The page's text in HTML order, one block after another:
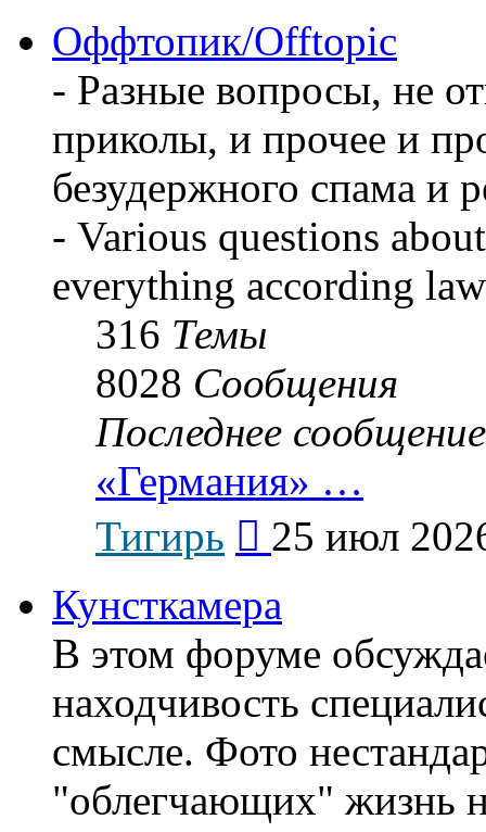
Оффтопик/Offtopic
- Разные вопросы, не
приколы, и прочее и
безудержного спама и
- Various questions
everything according
316 Темы
8028 Сообщения
Последнее сообщение
«Германия» …
Тигирь
последнему
25 июл
Кунсткамера
В этом форуме
находчивость
смысле. Фото
"облегчающих" жизнь